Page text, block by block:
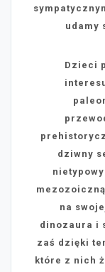
udamy
Dzieci
dziwny
na
dinozaura i
zaś dzięki
które z nich